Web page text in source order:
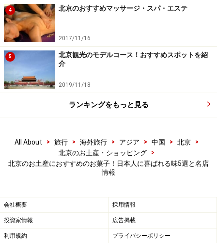
営業時間：8:00～19:30
「御食園」北京っ子が愛する駄菓子がずら
り勢ぞろい
この分量で20元（約400円）。大黒豆や脆馬蹄（くわい）は
欲しいお菓子を欲しい分だけ手づかみで袋に入れる
御食園（ユーシィーユエン）は2001年創立の
こちらは糖葫芦（サンザシ飴）、ドライフルーツ、豆菓
子といった”北京の味”に的を絞っているのが特徴。
4 北京のおすすめマッサージ・スパ・エステ
2017/11/16
5
北京観光のモデルコース！おすすめスポットを紹
介
2019/11/18
ランキングをもっと見る
All About > 旅行 > 海外旅行 > アジア > 中国 > 北京
>
北京のお土産・ショッピング
>
北京のお土産におすすめのお菓子！日本人に喜ばれる味5選と名店
情報
会社概要 採用情報
投資家情報 広告掲載
利用規約 プライバシーポリシー